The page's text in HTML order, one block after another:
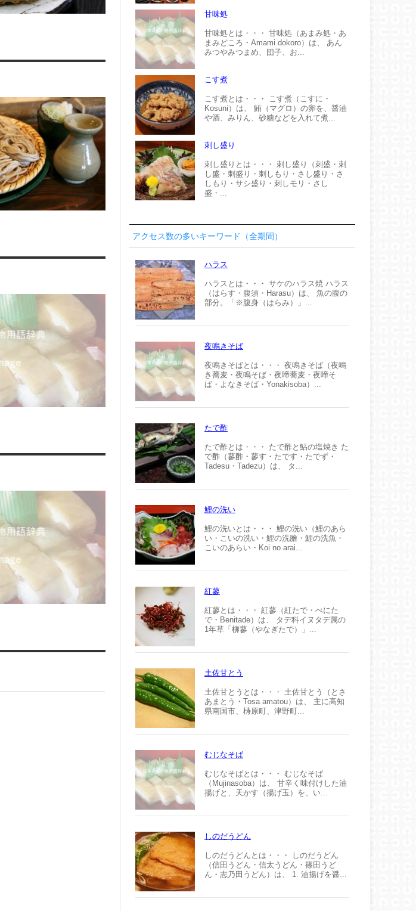
甘味処
甘味処とは・・・ 甘味処（あまみ処・あ
まみどころ・Amami dokoro）は、 あん
みつやみつまめ、団子、お...
こす煮
こす煮とは・・・ こす煮（こすに・
Kosuni）は、 鮪（マグロ）の卵を、醤油
や酒、みりん、砂糖などを入れて煮...
刺し盛り
刺し盛りとは・・・ 刺し盛り（刺盛・刺
し盛・刺盛り・刺しもり・さし盛り・さ
しもり・サシ盛り・刺しモリ・さし
盛・...
アクセス数の多いキーワード（全期間）
ハラス
ハラスとは・・・ サケのハラス焼 ハラス
（はらす・腹須・Harasu）は、 魚の腹の
部分。「※腹身（はらみ）」...
夜鳴きそば
夜鳴きそばとは・・・ 夜鳴きそば（夜鳴
き蕎麦・夜鳴そば・夜啼蕎麦・夜啼そ
ば・よなきそば・Yonakisoba）...
たで酢
たで酢とは・・・ たで酢と鮎の塩焼き た
で酢（蓼酢・蓼す・たです・たでず・
Tadesu・Tadezu）は、 タ...
鯉の洗い
鯉の洗いとは・・・ 鯉の洗い（鯉のあら
い・こいの洗い・鯉の洗膾・鯉の洗魚・
こいのあらい・Koi no arai...
紅蓼
紅蓼とは・・・ 紅蓼（紅たで・べにた
で・Benitade）は、 タデ科イヌタデ属の
1年草「柳蓼（やなぎたで）」...
土佐甘とう
土佐甘とうとは・・・ 土佐甘とう（とさ
あまとう・Tosa amatou）は、 主に高知
県南国市、梼原町、津野町...
むじなそば
むじなそばとは・・・ むじなそば
（Mujinasoba）は、 甘辛く味付けした油
揚げと、天かす（揚げ玉）を、い...
しのだうどん
しのだうどんとは・・・ しのだうどん
（信田うどん・信太うどん・篠田うど
ん・志乃田うどん）は、 1. 油揚げを醤...